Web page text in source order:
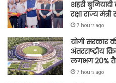
शहरी
रक्षा राज्य
7 hours ago
योगी सरकार
अंतरराष्ट्रीय
लगभग 20%
7 hours ago